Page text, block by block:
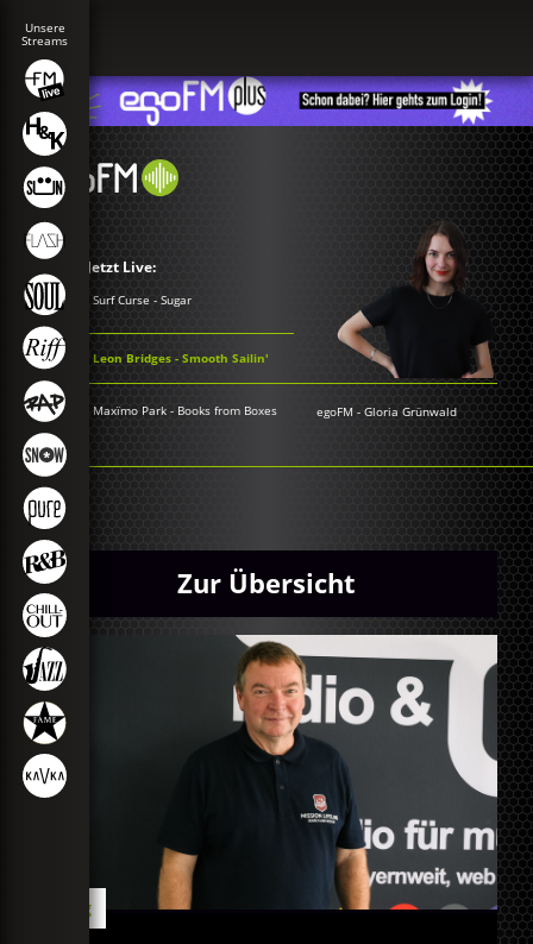
Jetzt Live:
Surf Curse - Sugar
Leon Bridges - Smooth Sailin'
Maxïmo Park - Books from Boxes egoFM -Gloria Grünwald
Zur Übersicht
Blog